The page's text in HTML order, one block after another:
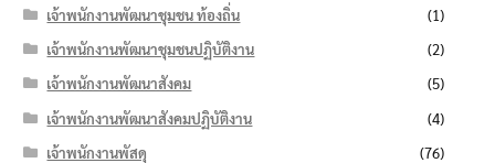
เจ้าพนักงานพัฒนาชุมชน ท้องถิ่น
(1)
เจ้าพนักงานพัฒนาชุมชนปฏิบัติงาน
(2)
เจ้าพนักงานพัฒนาสังคม
(5)
เจ้าพนักงานพัฒนาสังคมปฏิบัติงาน
(4)
เจ้าพนักงานพัสดุ
(76)